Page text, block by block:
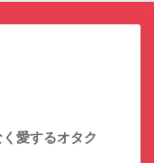
愛するオタク